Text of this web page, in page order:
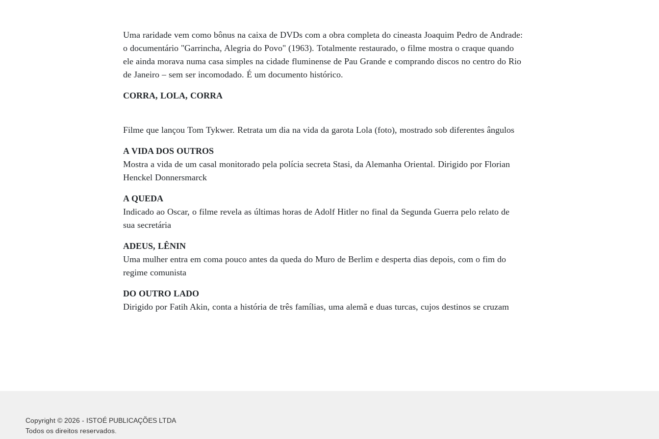
Uma raridade vem como bônus na caixa de DVDs com a obra completa do cineasta Joaquim Pedro de Andrade:
o documentário "Garrincha, Alegria do Povo" (1963). Totalmente restaurado, o filme mostra o craque quando
ele ainda morava numa casa simples na cidade fluminense de Pau Grande e comprando discos no centro do Rio
de Janeiro – sem ser incomodado. É um documento histórico.
CORRA, LOLA, CORRA
Filme que lançou Tom Tykwer. Retrata um dia na vida da garota Lola (foto), mostrado sob diferentes ângulos
A VIDA DOS OUTROS
Mostra a vida de um casal monitorado pela polícia secreta Stasi, da Alemanha Oriental. Dirigido por Florian
Henckel Donnersmarck
A QUEDA
Indicado ao Oscar, o filme revela as últimas horas de Adolf Hitler no final da Segunda Guerra pelo relato de
sua secretária
ADEUS, LÊNIN
Uma mulher entra em coma pouco antes da queda do Muro de Berlim e desperta dias depois, com o fim do
regime comunista
DO OUTRO LADO
Dirigido por Fatih Akin, conta a história de três famílias, uma alemã e duas turcas, cujos destinos se cruzam
Copyright © 2026 - ISTOÉ PUBLICAÇÕES LTDA
Todos os direitos reservados.